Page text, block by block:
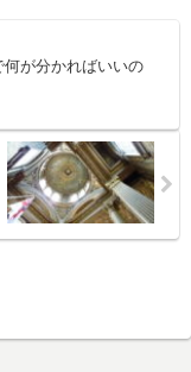
何が分かればいいの